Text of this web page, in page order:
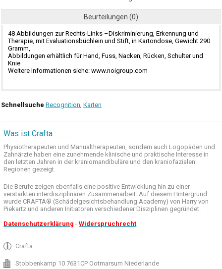
Beurteilungen (0)
48 Abbildungen zur Rechts-Links –Diskriminierung, Erkennung und
Therapie, mit Evaluationsbüchlein und Stift, in Kartondose, Gewicht 290
Gramm,
Abbildungen erhältlich für Hand, Fuss, Nacken, Rücken, Schulter und
Knie
Weitere Informationen siehe: www.noigroup.com
Schnellsuche Recognition,Karten
Was ist Crafta
Physiotherapeuten und Manualtherapeuten, sondern auch Logopäden und
Zahnärzte haben eine zunehmende klinische und praktische Interesse in
den letzten Jahren in der kraniomandibuläre und den kraniofazialen
Regionen gezeigt.
Die Berufe zeigen ebenfalls eine positive Entwicklung hin zu einer
verstärkten interdisziplinären Zusammenarbeit. Auf diesem Hintergrund
wurde CRAFTA® (Schädelgesichtsbehandlung Academy) von Harry von
Piekartz und anderen Initiatoren verschiedener Disziplinen gegründet.
Datenschutzerklärung -Widerspruchrecht
Crafta
Stobbenkamp 10 7631CP Ootmarsum Niederlande